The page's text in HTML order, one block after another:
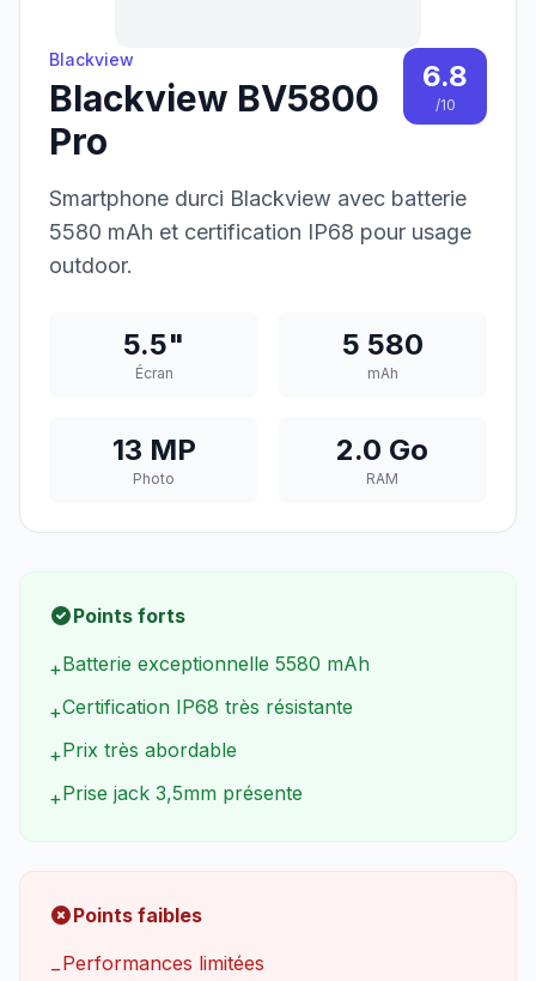
Blackview
Blackview BV5800
Pro
6.8
/10
Smartphone durci Blackview avec batterie
5580 mAh et certification IP68 pour usage
outdoor.
5.5"
Écran
5 580
mAh
13 MP
Photo
2.0 Go
RAM
Points forts
+Batterie exceptionnelle 5580 mAh
+Certification IP68 très résistante
+Prix très abordable
+Prise jack 3,5mm présente
Points faibles
−Performances limitées